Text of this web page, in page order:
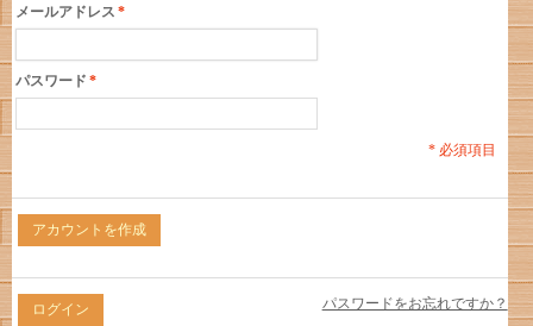
*
メールアドレス
*
パスワード
* 必須項目
アカウントを作成
パスワードをお忘れですか？
ログイン